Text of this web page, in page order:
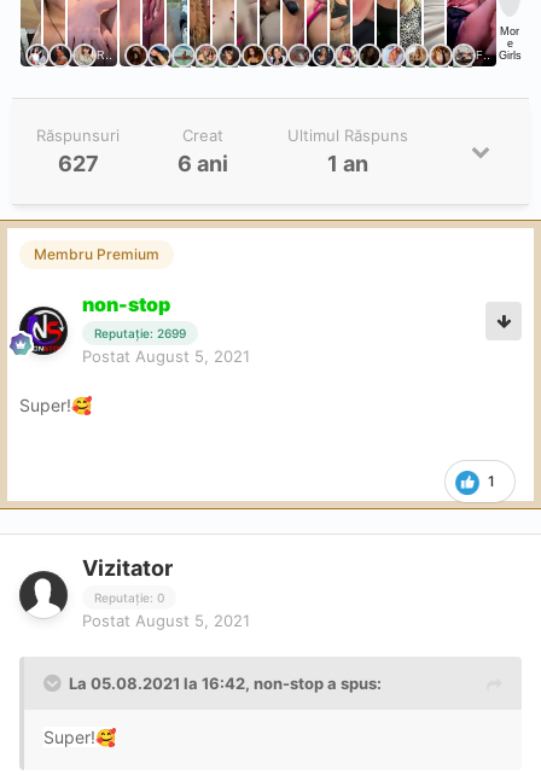
Răspunsuri
627
Creat
6 ani
Ultimul Răspuns
1 an
Membru Premium
non-stop
Reputație: 2699
Postat August 5, 2021
Super!🥰
1
Vizitator
Reputație: 0
Postat August 5, 2021
La 05.08.2021 la 16:42, non-stopa spus:
Super!🥰